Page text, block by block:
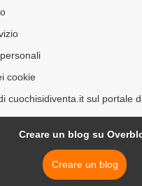
cookie
cuochisidiventa.it sul portale
Creare un blog su
Creare un blog